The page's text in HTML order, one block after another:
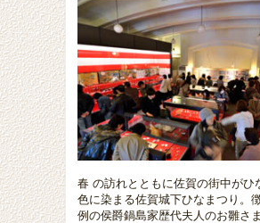
春 の訪れとともに佐賀の街中がひ
色に染まる佐賀城下ひなまつり。
例の侯爵鍋島家歴代夫人のお雛さ